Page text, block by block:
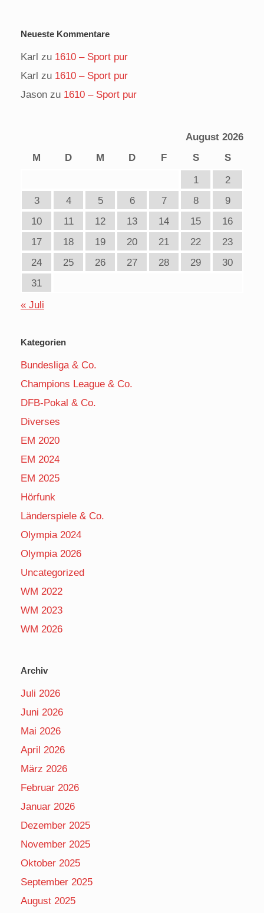
Neueste Kommentare
Karl zu 1610 – Sport pur
Karl zu 1610 – Sport pur
Jason zu 1610 – Sport pur
August 2026
M
D M D F S
S
1
2
3
4 5 6 7 8
9
10
11 12 13 14 15
16
17
18 19 20 21 22
23
24
25 26 27 28 29
30
31
« Juli
Kategorien
Bundesliga & Co.
Champions League & Co.
DFB-Pokal & Co.
Diverses
EM 2020
EM 2024
EM 2025
Hörfunk
Länderspiele & Co.
Olympia 2024
Olympia 2026
Uncategorized
WM 2022
WM 2023
WM 2026
Archiv
Juli 2026
Juni 2026
Mai 2026
April 2026
März 2026
Februar 2026
Januar 2026
Dezember 2025
November 2025
Oktober 2025
September 2025
August 2025